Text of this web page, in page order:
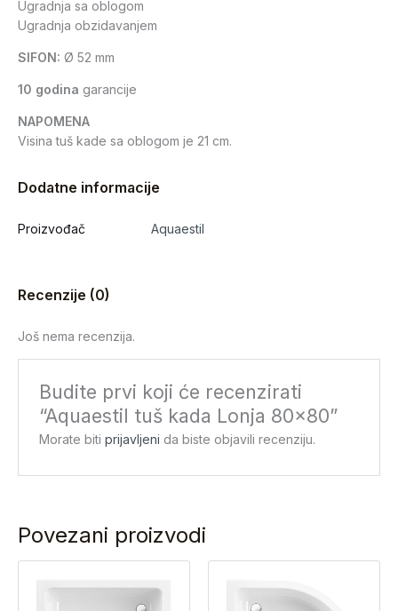
Ugradnja sa oblogom
Ugradnja obzidavanjem
SIFON: Ø 52 mm
10 godina garancije
NAPOMENA
Visina tuš kade sa oblogom je 21 cm.
Dodatne informacije
Proizvođač Aquaestil
Recenzije (0)
Još nema recenzija.
Budite prvi koji će recenzirati
“Aquaestil tuš kada Lonja 80×80”
Morate bitiprijavljeni da biste objavili recenziju.
Povezani proizvodi